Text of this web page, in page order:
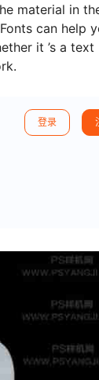
material in
can help
it ’s a text
登录